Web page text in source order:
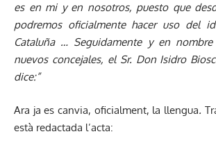
es en mi y en nosotros, puesto que
podremos oficialmente hacer uso del
Cataluña … Seguidamente y en
nuevos concejales, el Sr. Don Isidro
dice:”
Ara ja es canvia, oficialment, la llengua.
està redactada l’acta: